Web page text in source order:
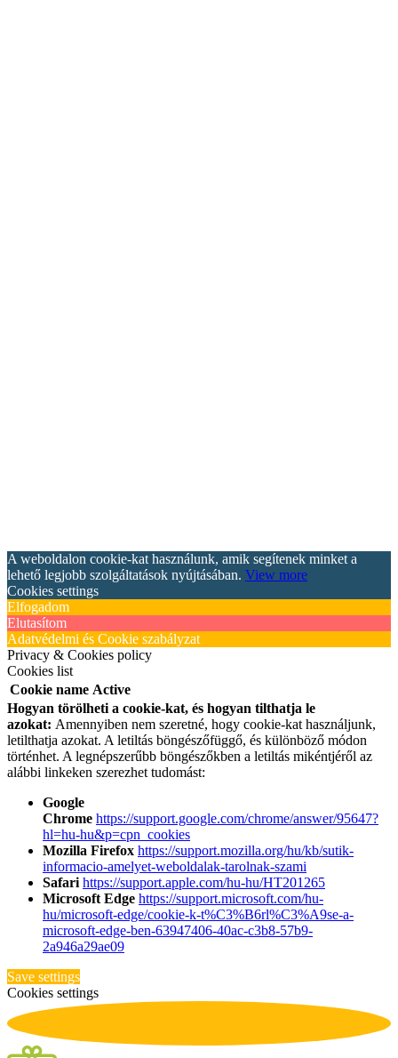
A weboldalon cookie-kat használunk, amik segítenek minket a
lehető legjobb szolgáltatások nyújtásában. View more
Cookies settings
Elfogadom
Elutasítom
Adatvédelmi és Cookie szabályzat
Privacy & Cookies policy
Cookies list
Cookie name Active
Hogyan törölheti a cookie-kat, és hogyan tilthatja le
azokat: Amennyiben nem szeretné, hogy cookie-kat használjunk,
letilthatja azokat. A letiltás böngészőfüggő, és különböző módon
történhet. A legnépszerűbb böngészőkben a letiltás mikéntjéről az
alábbi linkeken szerezhet tudomást:
Google
Chrome https://support.google.com/chrome/answer/95647?
hl=hu-hu&p=cpn_cookies
Mozilla Firefox https://support.mozilla.org/hu/kb/sutik-
informacio-amelyet-weboldalak-tarolnak-szami
Safari https://support.apple.com/hu-hu/HT201265
Microsoft Edge https://support.microsoft.com/hu-
hu/microsoft-edge/cookie-k-t%C3%B6rl%C3%A9se-a-
microsoft-edge-ben-63947406-40ac-c3b8-57b9-
2a946a29ae09
Save settings
Cookies settings